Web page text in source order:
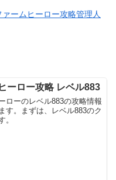
ァームヒーロー攻略管理人
ーロー攻略 レベル883
ローのレベル883の攻略情報
す。まずは、レベル883のク
。